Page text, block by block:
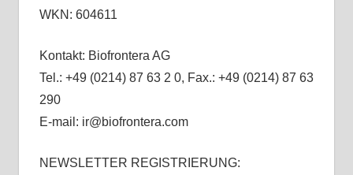
WKN: 604611
Kontakt: Biofrontera AG
Tel.: +49 (0214) 87 63 2 0, Fax.: +49 (0214) 87 63
290
E-mail: ir@biofrontera.com
NEWSLETTER REGISTRIERUNG: